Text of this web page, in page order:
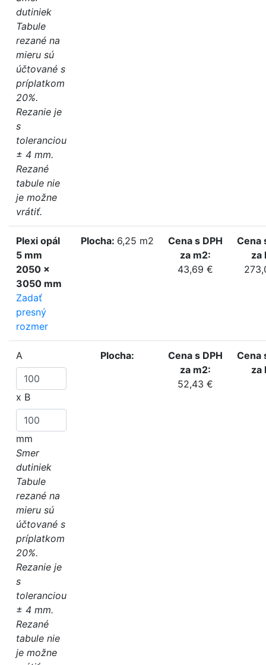
dutiniek
Tabule
rezané na
mieru sú
účtované s
príplatkom
20%.
Rezanie je
s
toleranciou
± 4 mm.
Rezané
tabule nie
je možne
vrátiť.
Plexi opál
5 mm
2050 x
3050 mm
Zadať
presný
rozmer
Plocha: 6,25 m2
Cena s DPH
za m2:
43,69 €
Cena
za
A
x B
mm
Smer
dutiniek
Tabule
rezané na
mieru sú
účtované s
príplatkom
20%.
Rezanie je
s
toleranciou
± 4 mm.
Rezané
tabule nie
je možne
Plocha:
Cena s DPH
za m2:
52,43 €
Cena
za